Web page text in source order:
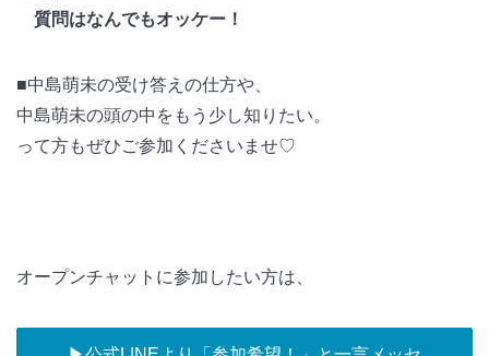
質問はなんでもオッケー！
■中島萌未の受け答えの仕方や、
中島萌未の頭の中をもう少し知りたい。
って方もぜひご参加くださいませ♡
オープンチャットに参加したい方は、